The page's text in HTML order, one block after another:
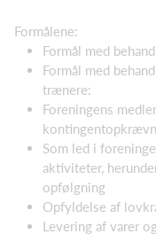
Formålene:
Formål med
Formål med
trænere:
Foreningens
Som led i
aktiviteter,
opfølgning
Opfyldelse af
Levering af varer